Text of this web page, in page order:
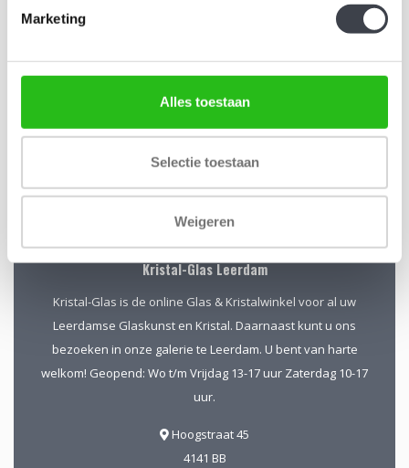
Marketing
Alles toestaan
Selectie toestaan
Weigeren
Schrijf je in voor onze nieuwsbrief
Blijf up-to-date en ontvang 10% korting
Abonneer
Kristal-Glas Leerdam
Kristal-Glas is de online Glas & Kristalwinkel voor al uw
Leerdamse Glaskunst en Kristal. Daarnaast kunt u ons
bezoeken in onze galerie te Leerdam. U bent van harte
welkom! Geopend: Wo t/m Vrijdag 13-17 uur Zaterdag 10-17
uur.
Hoogstraat 45
4141 BB